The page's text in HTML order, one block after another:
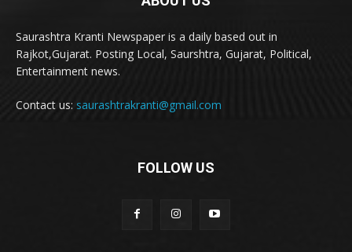
Saurashtra Kranti Newspaper is a daily based out in
Rajkot,Gujarat. Posting Local, Saurshtra, Gujarat, Political,
Entertainment news.
Contact us: saurashtrakranti@gmail.com
FOLLOW US